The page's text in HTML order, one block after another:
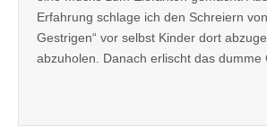
Erfahrung schlage ich den Schreiern
Gestrigen“ vor selbst Kinder dort
abzuholen. Danach erlischt das dumme